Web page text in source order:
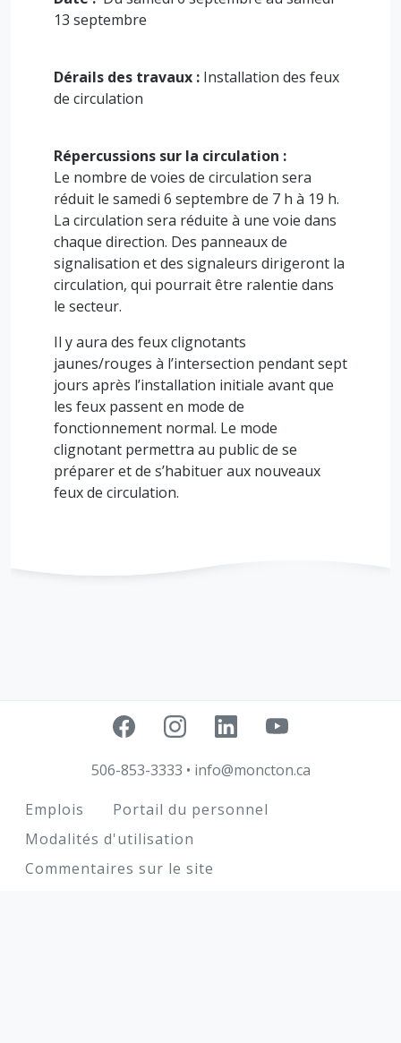
13 septembre
Dérails des travaux : Installation des feux
de circulation
Répercussions sur la circulation :
Le nombre de voies de circulation sera
réduit le samedi 6 septembre de 7 h à 19 h.
La circulation sera réduite à une voie dans
chaque direction. Des panneaux de
signalisation et des signaleurs dirigeront la
circulation, qui pourrait être ralentie dans
le secteur.
Il y aura des feux clignotants
jaunes/rouges à l’intersection pendant sept
jours après l’installation initiale avant que
les feux passent en mode de
fonctionnement normal. Le mode
clignotant permettra au public de se
préparer et de s’habituer aux nouveaux
feux de circulation.
506-853-3333 • info@moncton.ca
Footer
Emplois
Portail du personnel
Modalités d'utilisation
Commentaires sur le site